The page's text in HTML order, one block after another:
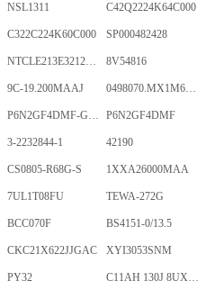
NSL1311 C42Q2224K64C000
C322C224K60C000 SP000482428
NTCLE213E3212FMT 8V54816
9C-19.200MAAJ 0498070.MX1M6-CN
P6N2GF4DMF-GKT-2Gb P6N2GF4DMF
3-2232844-1 42190
CS0805-R68G-S 1XXA26000MAA
7UL1T08FU TEWA-272G
BCC070F BS4151-0/13.5
CKC21X622JJGAC XYI3053SNM
PY32 C11AH 130J 8UXLT